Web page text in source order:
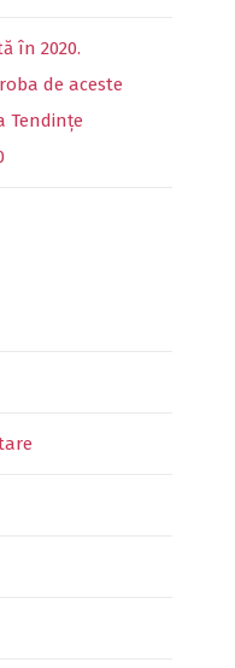
în 2020.
de aceste
Tendințe